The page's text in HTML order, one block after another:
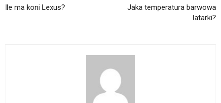
Ile ma koni Lexus?
Jaka temperatura barwowa
latarki?